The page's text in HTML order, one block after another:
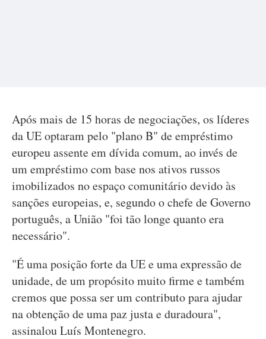
Após mais de 15 horas de negociações, os líderes
da UE optaram pelo "plano B" de empréstimo
europeu assente em dívida comum, ao invés de
um empréstimo com base nos ativos russos
imobilizados no espaço comunitário devido às
sanções europeias, e, segundo o chefe de Governo
português, a União "foi tão longe quanto era
necessário".
"É uma posição forte da UE e uma expressão de
unidade, de um propósito muito firme e também
cremos que possa ser um contributo para ajudar
na obtenção de uma paz justa e duradoura",
assinalou Luís Montenegro.